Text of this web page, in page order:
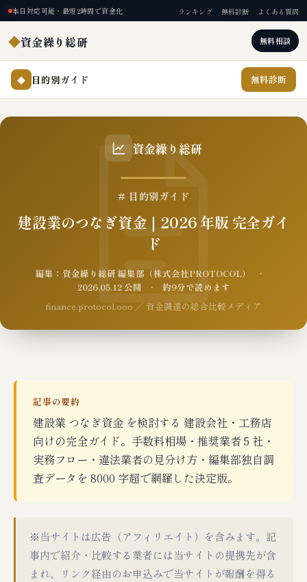
本日対応可能・最短2時間で資金化 ランキング 無料診断 よくある質問
◆資金繰り総研 無料相談
◆ 目的別ガイド 無料診断
資金繰り総研
# 目的別ガイド
建設業のつなぎ資金｜2026 年版 完全ガイ
ド
編集：資金繰り総研 編集部（株式会社PROTOCOL） ·
2026.05.12 公開 · 約9分で読めます
finance.protocol.ooo ／ 資金調達の総合比較メディア
記事の要約
建設業 つなぎ資金 を検討する 建設会社・工務店
向けの完全ガイド。手数料相場・推奨業者 5 社・
実務フロー・違法業者の見分け方・編集部独自調
査データを 8000 字超で網羅した決定版。
※当サイトは広告（アフィリエイト）を含みます。記
事内で紹介・比較する業者には当サイトの提携先が含
まれ、リンク経由のお申込みで当サイトが報酬を得る